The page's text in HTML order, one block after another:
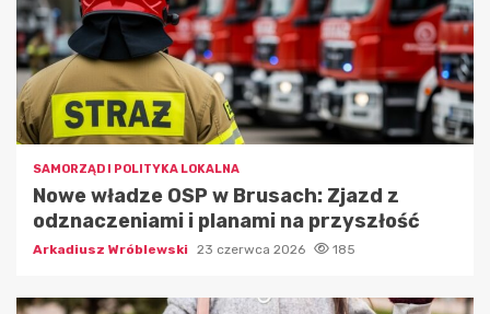
SAMORZĄD I POLITYKA LOKALNA
Nowe władze OSP w Brusach: Zjazd z
odznaczeniami i planami na przyszłość
Arkadiusz Wróblewski 23 czerwca 2026 185